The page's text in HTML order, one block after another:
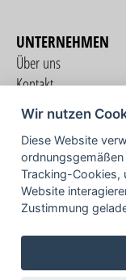
UNTERNEHMEN
Über uns
Kontakt
Nutzungsbedingungen
Datenschutzerklärung
Impressum
Wir nutzen
Diese Website
Tracking-Cookies,
Website
Zustimmung